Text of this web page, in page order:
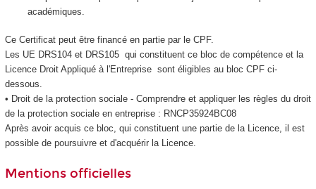
académiques.
Ce Certificat peut être financé en partie par le CPF.
Les UE DRS104 et DRS105 qui constituent ce bloc de compétence et la
Licence Droit Appliqué à l'Entreprise sont éligibles au bloc CPF ci-
dessous.
• Droit de la protection sociale - Comprendre et appliquer les règles du droit
de la protection sociale en entreprise : RNCP35924BC08
Après avoir acquis ce bloc, qui constituent une partie de la Licence, il est
possible de poursuivre et d'acquérir la Licence.
Mentions officielles